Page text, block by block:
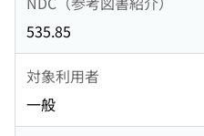
535.85
対象利用者
一般